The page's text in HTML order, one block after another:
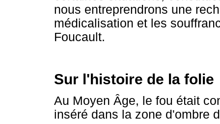
nous entreprendrons une
médicalisation et les
Foucault.
Sur l'histoire de la folie
Au Moyen Âge, le fou était
inséré dans la zone d'ombre